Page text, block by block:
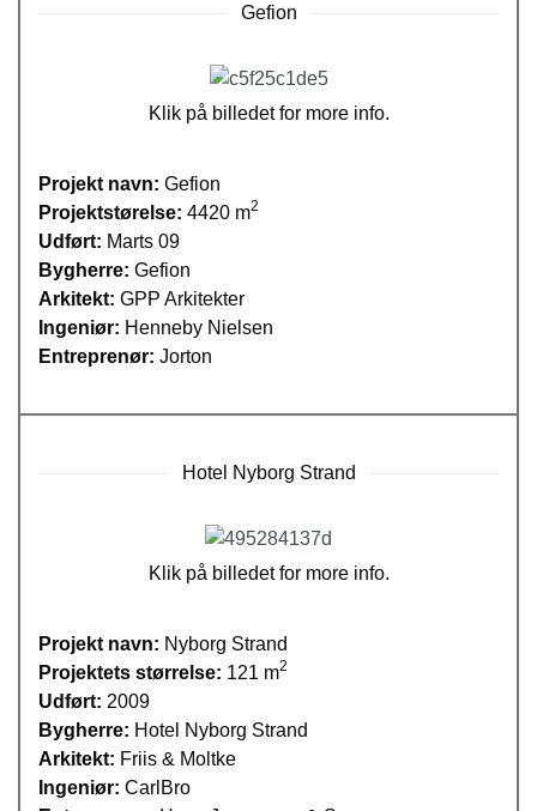
Gefion
Klik på billedet for more info.
Projekt navn: Gefion
Projektstørelse: 4420 m2
Udført: Marts 09
Bygherre: Gefion
Arkitekt: GPP Arkitekter
Ingeniør: Henneby Nielsen
Entreprenør: Jorton
Hotel Nyborg Strand
Klik på billedet for more info.
Projekt navn: Nyborg Strand
Projektets størrelse: 121 m2
Udført: 2009
Bygherre: Hotel Nyborg Strand
Arkitekt: Friis & Moltke
Ingeniør: CarlBro